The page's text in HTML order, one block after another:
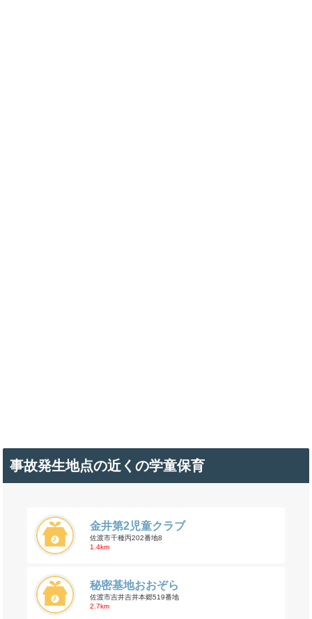
事故発生地点の近くの学童保育
金井第2児童クラブ
佐渡市千種丙202番地8
1.4km
秘密基地おおぞら
佐渡市吉井吉井本郷519番地
2.7km